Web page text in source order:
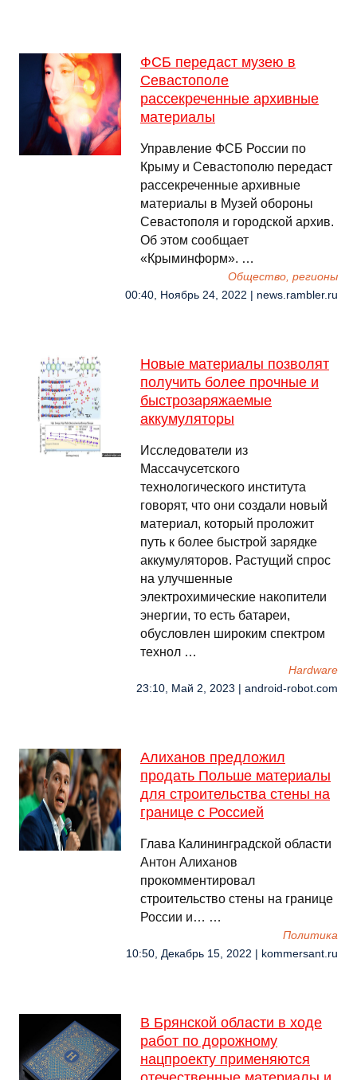
ФСБ передаст музею в
Севастополе
рассекреченные архивные
материалы
Управление ФСБ России по
Крыму и Севастополю передаст
рассекреченные архивные
материалы в Музей обороны
Севастополя и городской архив.
Об этом сообщает
«Крыминформ». …
Общество, регионы
00:40, Ноябрь 24, 2022 | news.rambler.ru
Новые материалы позволят
получить более прочные и
быстрозаряжаемые
аккумуляторы
Исследователи из
Массачусетского
технологического института
говорят, что они создали новый
материал, который проложит
путь к более быстрой зарядке
аккумуляторов. Растущий спрос
на улучшенные
электрохимические накопители
энергии, то есть батареи,
обусловлен широким спектром
технол …
Hardware
23:10, Май 2, 2023 | android-robot.com
Алиханов предложил
продать Польше материалы
для строительства стены на
границе с Россией
Глава Калининградской области
Антон Алиханов
прокомментировал
строительство стены на границе
России и… …
Политика
10:50, Декабрь 15, 2022 | kommersant.ru
В Брянской области в ходе
работ по дорожному
нацпроекту применяются